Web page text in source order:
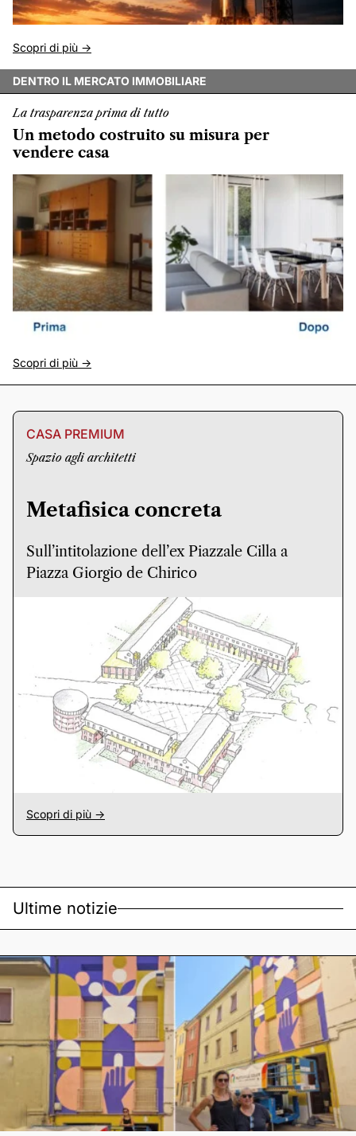
Scopri di più ->
DENTRO IL MERCATO IMMOBILIARE
La trasparenza prima di tutto
Un metodo costruito su misura per
vendere casa
Scopri di più ->
CASA PREMIUM
Spazio agli architetti
Metafisica concreta
Sull’intitolazione dell’ex Piazzale Cilla a
Piazza Giorgio de Chirico
Scopri di più ->
Ultime notizie